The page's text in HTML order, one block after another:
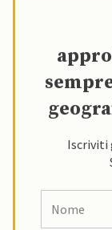
Iscriviti